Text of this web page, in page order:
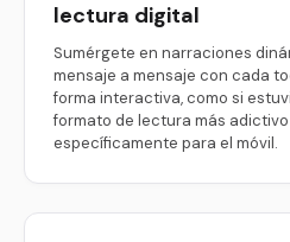
lectura digital
Sumérgete en narraciones
mensaje a mensaje con cada
forma interactiva, como si
formato de lectura más
específicamente para el móvil.